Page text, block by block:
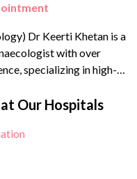
Dr Keerti Khetan is a
with over
specializing in high-
University (1997),
has successfully
invasive surgical
Our Hospitals